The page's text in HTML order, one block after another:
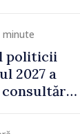
de
minute
politicii
2027 a